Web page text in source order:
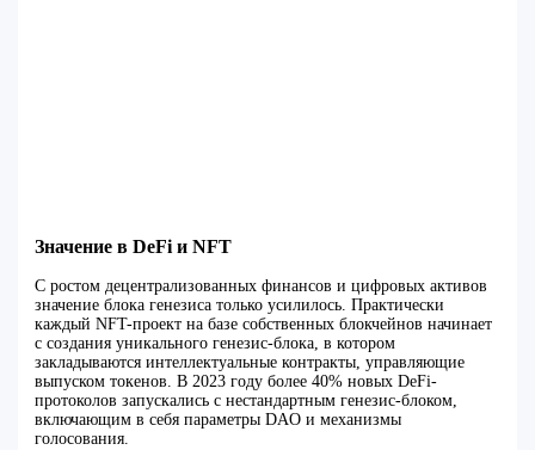
Значение в DeFi и NFT
С ростом децентрализованных финансов и цифровых активов
значение блока генезиса только усилилось. Практически
каждый NFT-проект на базе собственных блокчейнов начинает
с создания уникального генезис-блока, в котором
закладываются интеллектуальные контракты, управляющие
выпуском токенов. В 2023 году более 40% новых DeFi-
протоколов запускались с нестандартным генезис-блоком,
включающим в себя параметры DAO и механизмы
голосования.